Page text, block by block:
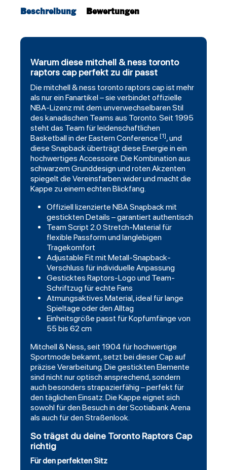
Beschreibung Bewertungen
Warum diese mitchell & ness toronto
raptors cap perfekt zu dir passt
Die mitchell& ness toronto raptors cap ist mehr
als nur ein Fanartikel – sie verbindet offizielle
NBA-Lizenz mit dem unverwechselbaren Stil
des kanadischen Teams aus Toronto. Seit 1995
steht das Team für leidenschaftlichen
Basketball in der Eastern Conference [1], und
diese Snapbacküberträgt diese Energie in ein
hochwertiges Accessoire. Die Kombination aus
schwarzem Grunddesign und roten Akzenten
spiegelt die Vereinsfarben wider und macht die
Kappe zu einem echten Blickfang.
Offiziell lizenzierte NBA Snapback mit
gestickten Details – garantiert authentisch
Team Script 2.0 Stretch-Material für
flexible Passform und langlebigen
Tragekomfort
Adjustable Fit mit Metall-Snapback-
Verschluss für individuelle Anpassung
Gesticktes Raptors-Logo und Team-
Schriftzug für echte Fans
Atmungsaktives Material, ideal für lange
Spieltage oder den Alltag
Einheitsgröße passt für Kopfumfänge von
55 bis 62 cm
Mitchell & Ness, seit 1904 für hochwertige
Sportmode bekannt, setzt bei dieser Cap auf
präzise Verarbeitung. Die gestickten Elemente
sind nicht nur optisch ansprechend, sondern
auch besonders strapazierfähig – perfekt für
den täglichen Einsatz. Die Kappe eignet sich
sowohl für den Besuch in der Scotiabank Arena
als auch für den Straßenlook.
So trägst du deine Toronto Raptors Cap
richtig
Für den perfekten Sitz